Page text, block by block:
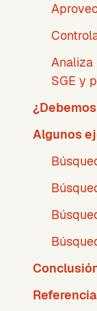
Analiza
SGE y
Algunos